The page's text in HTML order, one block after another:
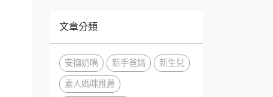
文章分類
安撫奶嘴 新手爸媽 新生兒
素人媽咪推薦